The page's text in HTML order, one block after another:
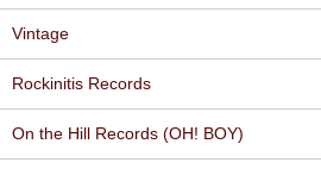
Vintage
Rockinitis Records
On the Hill Records (OH! BOY)